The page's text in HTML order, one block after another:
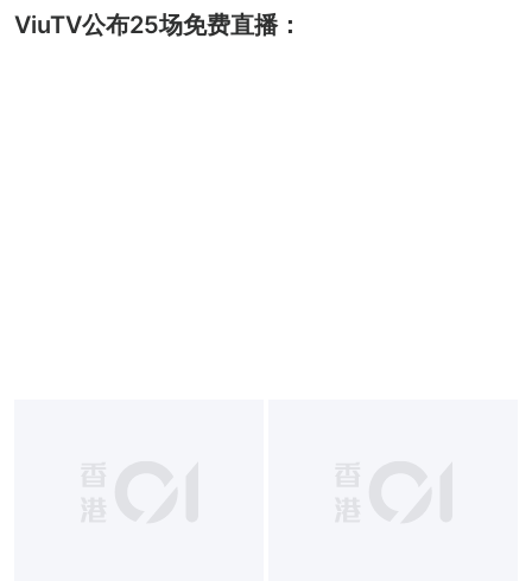
ViuTV公布25场免费直播：